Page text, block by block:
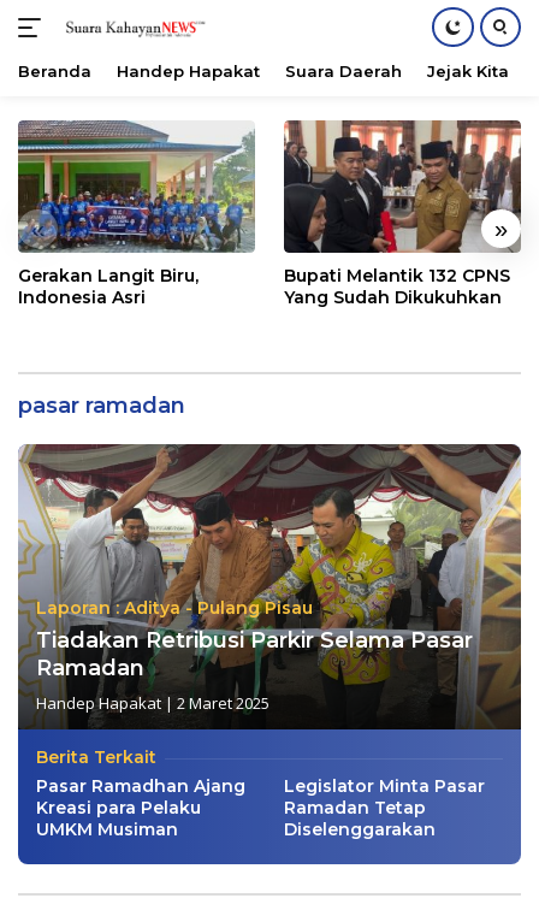
konten
Beranda Handep Hapakat Suara Daerah Jejak Kita
« »
Gerakan Langit Biru,
Indonesia Asri
Bupati Melantik 132 CPNS
Yang Sudah Dikukuhkan
pasar ramadan
Laporan : Aditya - Pulang Pisau
Tiadakan Retribusi Parkir Selama Pasar
Ramadan
Handep Hapakat | 2 Maret 2025
Berita Terkait
Pasar Ramadhan Ajang
Kreasi para Pelaku
UMKM Musiman
Legislator Minta Pasar
Ramadan Tetap
Diselenggarakan